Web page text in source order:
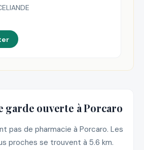
garde ouverte à Porcaro
pas de pharmacie à Porcaro. Les
proches se trouvent à 5.6 km.